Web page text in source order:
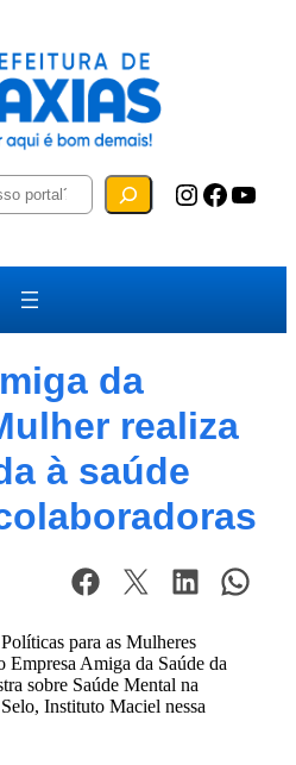
Instagram Facebook YouTube
da
realiza
à saúde
para as Mulheres
Amiga da Saúde da
sobre Saúde Mental na
Instituto Maciel nessa